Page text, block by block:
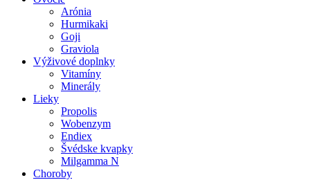
Arónia
Hurmikaki
Goji
Graviola
Výživové doplnky
Vitamíny
Minerály
Lieky
Propolis
Wobenzym
Endiex
Švédske kvapky
Milgamma N
Choroby